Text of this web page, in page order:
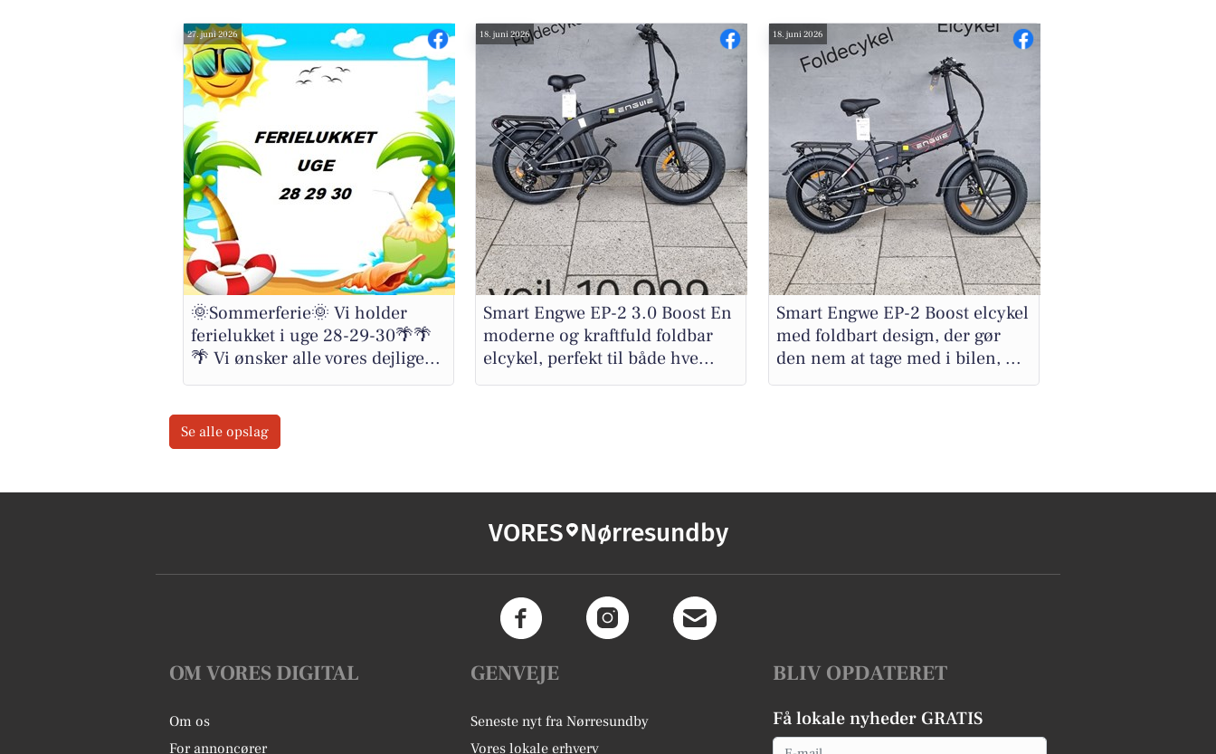
27. juni 2026
🌞Sommerferie🌞 Vi holder
ferielukket i uge 28-29-30🌴🌴
🌴 Vi ønsker alle vores dejlige...
18. juni 2026
Smart Engwe EP-2 3.0 Boost En
moderne og kraftfuld foldbar
elcykel, perfekt til både hve...
18. juni 2026
Smart Engwe EP-2 Boost elcykel
med foldbart design, der gør
den nem at tage med i bilen, ...
Se alle opslag
VORES Nørresundby
OM VORES DIGITAL
Om os
For annoncører
GENVEJE
Seneste nyt fra Nørresundby
Vores lokale erhverv
BLIV OPDATERET
Få lokale nyheder GRATIS
Email